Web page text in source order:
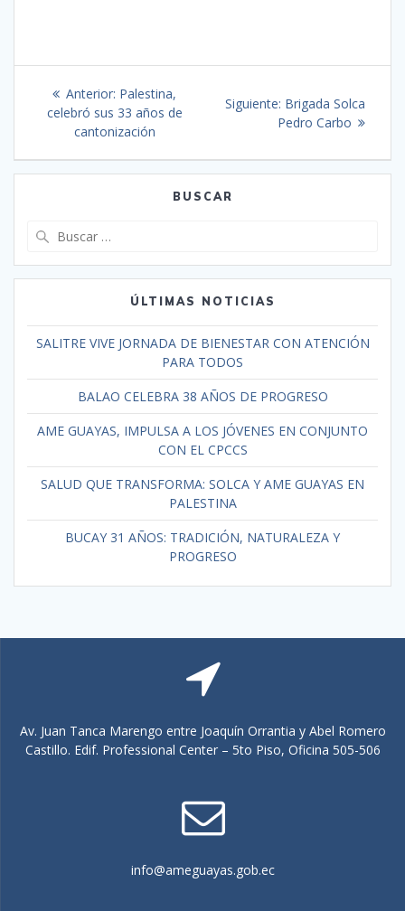
Anterior: Palestina,
celebró sus 33 años de
cantonización
Siguiente: Brigada Solca
Pedro Carbo
BUSCAR
ÚLTIMAS NOTICIAS
SALITRE VIVE JORNADA DE BIENESTAR CON ATENCIÓN
PARA TODOS
BALAO CELEBRA 38 AÑOS DE PROGRESO
AME GUAYAS, IMPULSA A LOS JÓVENES EN CONJUNTO
CON EL CPCCS
SALUD QUE TRANSFORMA: SOLCA Y AME GUAYAS EN
PALESTINA
BUCAY 31 AÑOS: TRADICIÓN, NATURALEZA Y
PROGRESO
Av. Juan Tanca Marengo entre Joaquín Orrantia y Abel Romero
Castillo. Edif. Professional Center – 5to Piso, Oficina 505-506
info@ameguayas.gob.ec